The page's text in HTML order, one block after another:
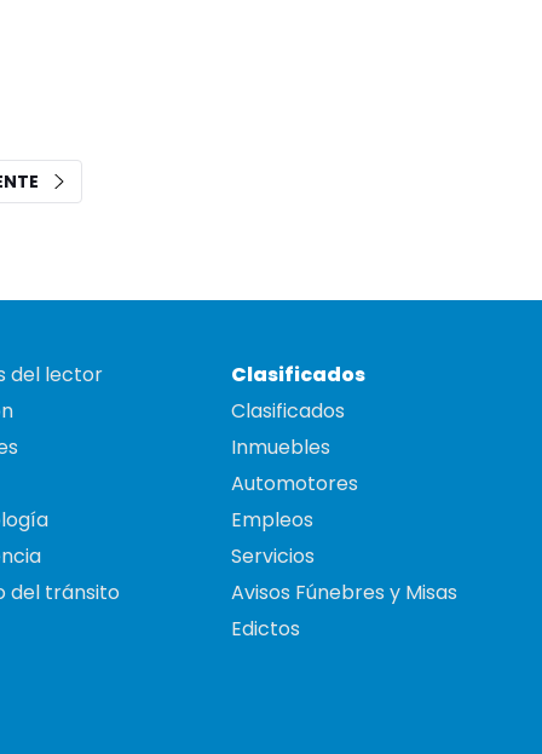
del lector
del tránsito
Clasificados
Clasificados
Inmuebles
Automotores
Empleos
Servicios
Avisos Fúnebres y Misas
Edictos